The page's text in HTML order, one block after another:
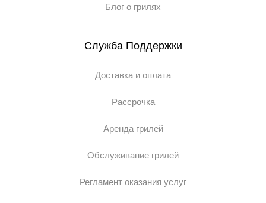
Блог о грилях
Служба Поддержки
Доставка и оплата
Рассрочка
Аренда грилей
Обслуживание грилей
Регламент оказания услуг